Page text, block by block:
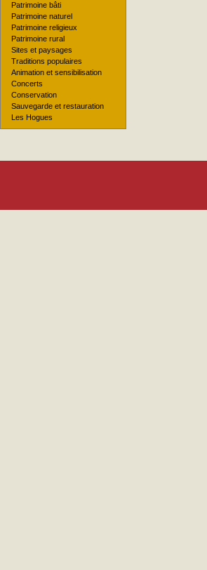
Patrimoine bâti
Patrimoine naturel
Patrimoine religieux
Patrimoine rural
Sites et paysages
Traditions populaires
Animation et sensibilisation
Concerts
Conservation
Sauvegarde et restauration
Les Hogues